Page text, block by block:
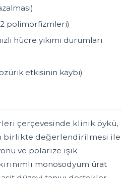
polimorfizmleri)
hücre yıkımı durumları
etkisinin kaybı)
çerçevesinde klinik öykü,
birlikte değerlendirilmesi ile
ve polarize ışık
monosodyum ürat